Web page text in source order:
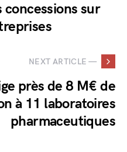
concessions sur
NEXT ARTICLE —
près de 8 M€ de
à 11 laboratoires
pharmaceutiques